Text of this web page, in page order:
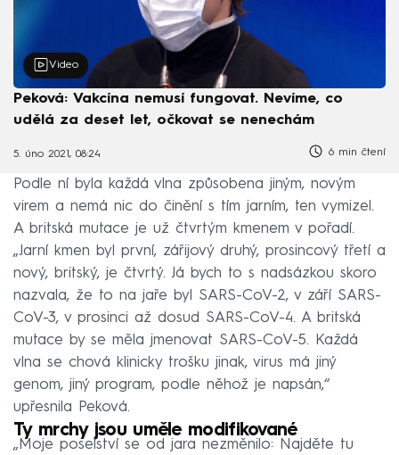
Video
Peková: Vakcína nemusí fungovat. Nevíme, co
udělá za deset let, očkovat se nenechám
5. úno 2021, 08:24 6 min čtení
Podle ní byla každá vlna způsobena jiným, novým
virem a nemá nic do činění s tím jarním, ten vymizel.
A britská mutace je už čtvrtým kmenem v pořadí.
„Jarní kmen byl první, zářijový druhý, prosincový třetí a
nový, britský, je čtvrtý. Já bych to s nadsázkou skoro
nazvala, že to na jaře byl SARS-CoV-2, v září SARS-
CoV-3, v prosinci až dosud SARS-CoV-4. A britská
mutace by se měla jmenovat SARS-CoV-5. Každá
vlna se chová klinicky trošku jinak, virus má jiný
genom, jiný program, podle něhož je napsán,“
upřesnila Peková.
Ty mrchy jsou uměle modifikované
„Moje poselství se od jara nezměnilo: Najděte tu